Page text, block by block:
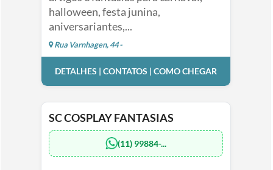
halloween, festa junina,
aniversariantes,...
Rua Varnhagen, 44 -
DETALHES | CONTATOS | COMO CHEGAR
SC COSPLAY FANTASIAS
(11) 99884-...